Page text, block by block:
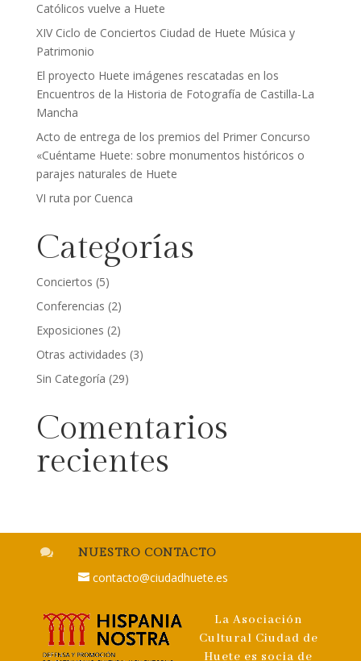
Católicos vuelve a Huete
XIV Ciclo de Conciertos Ciudad de Huete Música y
Patrimonio
El proyecto Huete imágenes rescatadas en los
Encuentros de la Historia de Fotografía de Castilla-La
Mancha
Acto de entrega de los premios del Primer Concurso
«Cuéntame Huete: sobre monumentos históricos o
parajes naturales de Huete
VI ruta por Cuenca
Categorías
Conciertos (5)
Conferencias (2)
Exposiciones (2)
Otras actividades (3)
Sin Categoría (29)
Comentarios
recientes
 NUESTRO CONTACTO
contacto@ciudadhuete.es
La Asociación
Cultural Ciudad de
Huete es socia de